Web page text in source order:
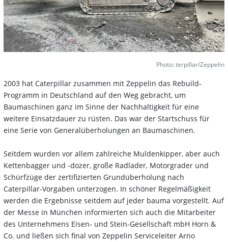
2003 hat Caterpillar zusammen mit Zeppelin das Rebuild-
Programm in Deutschland auf den Weg gebracht, um
Baumaschinen ganz im Sinne der Nachhaltigkeit für eine
weitere Einsatzdauer zu rüsten. Das war der Startschuss für
eine Serie von Generalüberholungen an Baumaschinen.
Seitdem wurden vor allem zahlreiche Muldenkipper, aber auch
Kettenbagger und -dozer, große Radlader, Motorgrader und
Schürfzüge der zertifizierten Grundüberholung nach
Caterpillar-Vorgaben unterzogen. In schöner Regelmäßigkeit
werden die Ergebnisse seitdem auf jeder bauma vorgestellt. Auf
der Messe in München informierten sich auch die Mitarbeiter
des Unternehmens Eisen- und Stein-Gesellschaft mbH Horn &
Co. und ließen sich final von Zeppelin Serviceleiter Arno
Photo: terpillar/Zeppelin